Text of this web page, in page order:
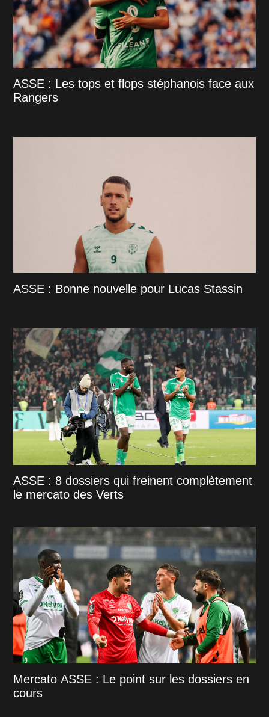
ASSE : Les tops et flops stéphanois face aux
Rangers
ASSE : Bonne nouvelle pour Lucas Stassin
ASSE : 8 dossiers qui freinent complètement
le mercato des Verts
Mercato ASSE : Le point sur les dossiers en
cours